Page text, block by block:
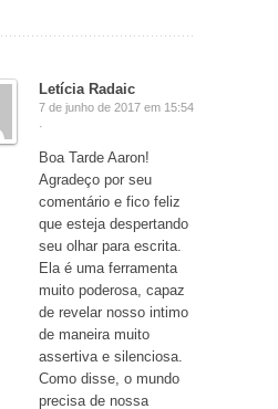
Letícia Radaic
7 de junho de 2017 em 15:54
·
Boa Tarde Aaron!
Agradeço por seu
comentário e fico feliz
que esteja despertando
seu olhar para escrita.
Ela é uma ferramenta
muito poderosa, capaz
de revelar nosso intimo
de maneira muito
assertiva e silenciosa.
Como disse, o mundo
precisa de nossa